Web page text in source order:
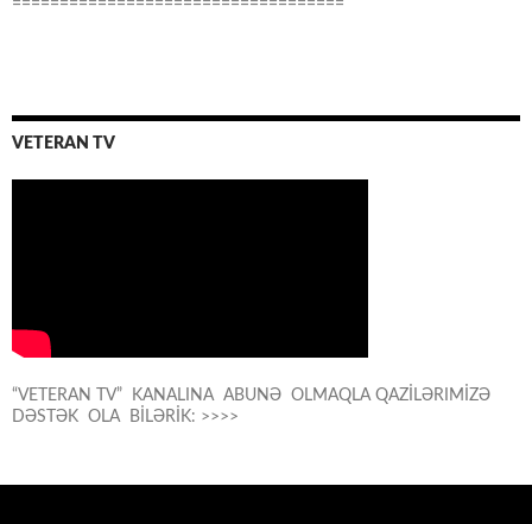
===================================
VETERAN TV
“VETERAN TV” KANALINA ABUNƏ OLMAQLA QAZİLƏRIMİZƏ
DƏSTƏK OLA BİLƏRİK: >>>>